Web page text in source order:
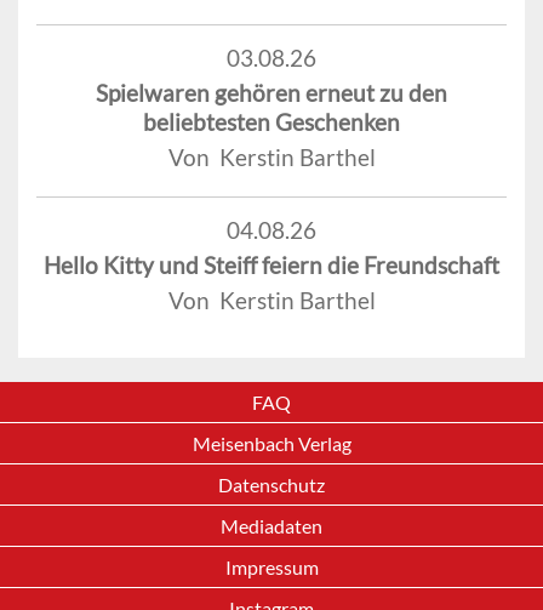
03.08.26
Spielwaren gehören erneut zu den
beliebtesten Geschenken
Von Kerstin Barthel
04.08.26
Hello Kitty und Steiff feiern die Freundschaft
Von Kerstin Barthel
FAQ
Meisenbach Verlag
Datenschutz
Mediadaten
Impressum